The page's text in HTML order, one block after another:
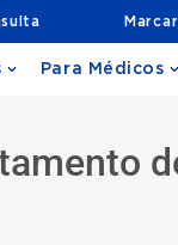
Para Médicos